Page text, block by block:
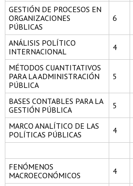
GESTIÓN DE PROCESOS EN
ORGANIZACIONES
PÚBLICAS
6
ANÁLISIS POLÍTICO
INTERNACIONAL
4
MÉTODOS CUANTITATIVOS
PARA LA ADMINISTRACIÓN
PÚBLICA
5
BASES CONTABLES PARA LA
GESTIÓN PÚBLICA
5
MARCO ANALÍTICO DE LAS
POLÍTICAS PÚBLICAS
4
FENÓMENOS
MACROECONÓMICOS
4